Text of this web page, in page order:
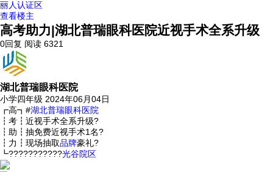
丽人认证区
查看楼主
高考助力|湖北普瑞眼科医院近视手术全系升级
0回复 阅读 6321
湖北普瑞眼科医院
小学四年级 2024年06月04日
┏高┓#湖北普瑞眼科医院
┇考┇近视手术全系升级?
┇助┇抽免费近视手术1名?
┇力┇现场抽取品牌豪礼?
┗???????????光谷院区